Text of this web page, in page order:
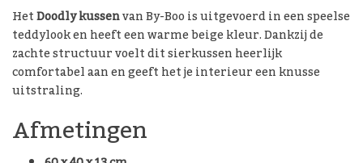
HetDoodly kussenvan By-Boo is uitgevoerd in een speelse
teddylook en heeft een warme beige kleur. Dankzij de
zachte structuur voelt dit sierkussen heerlijk
comfortabel aan en geeft het je interieur een knusse
uitstraling.
Afmetingen